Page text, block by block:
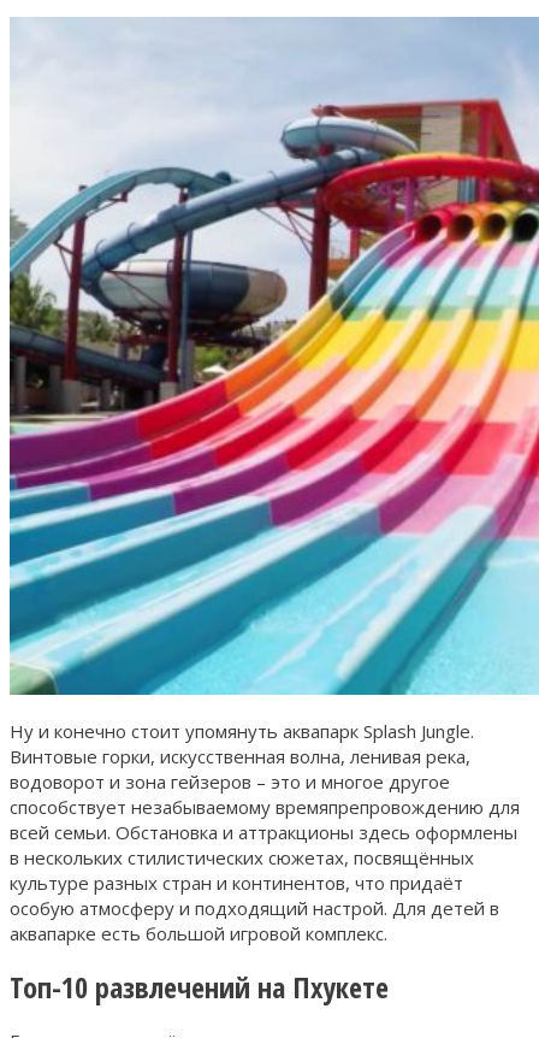
Ну и конечно стоит упомянуть аквапарк Splash Jungle.
Винтовые горки, искусственная волна, ленивая река,
водоворот и зона гейзеров – это и многое другое
способствует незабываемому времяпрепровождению для
всей семьи. Обстановка и аттракционы здесь оформлены
в нескольких стилистических сюжетах, посвящённых
культуре разных стран и континентов, что придаёт
особую атмосферу и подходящий настрой. Для детей в
аквапарке есть большой игровой комплекс.
Топ-10 развлечений на Пхукете